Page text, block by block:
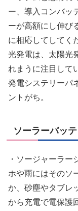
ー、導入コンバッ
ーが高額にし伸び
に相応してしてく
光発電は、太陽光
れまうに注目して
発電システリーパ
ントがち。
ソーラーバッ
・ソージャーラ
ホや雨にはそのソ
か、砂塵やタブレ
から充電で電保護